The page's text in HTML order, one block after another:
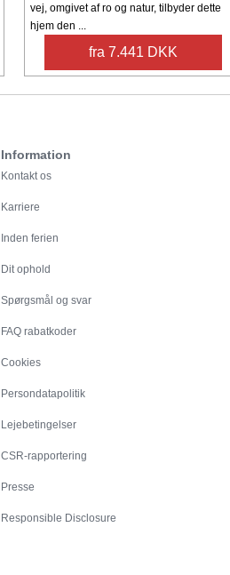
vej, omgivet af ro og natur, tilbyder dette
hjem den ...
fra 7.441 DKK
Information
Kontakt os
Karriere
Inden ferien
Dit ophold
Spørgsmål og svar
FAQ rabatkoder
Cookies
Persondatapolitik
Lejebetingelser
CSR-rapportering
Presse
Responsible Disclosure